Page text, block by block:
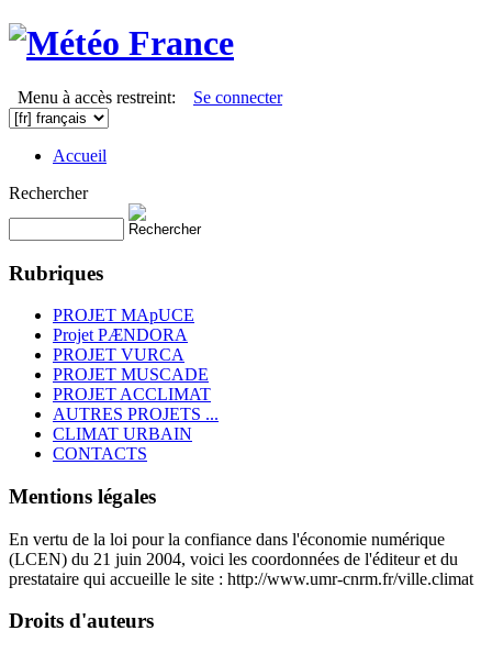
Menu à accès restreint: Se connecter
Accueil
Rechercher
Rubriques
PROJET MApUCE
Projet PÆNDORA
PROJET VURCA
PROJET MUSCADE
PROJET ACCLIMAT
AUTRES PROJETS ...
CLIMAT URBAIN
CONTACTS
Mentions légales
En vertu de la loi pour la confiance dans l'économie numérique
(LCEN) du 21 juin 2004, voici les coordonnées de l'éditeur et du
prestataire qui accueille le site : http://www.umr-cnrm.fr/ville.climat
Droits d'auteurs